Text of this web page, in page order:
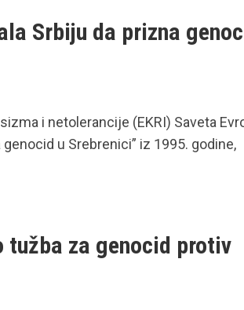
Srbiju da prizna
i netolerancije (EKRI) Saveta
u Srebrenici” iz 1995. godine,
tužba za genocid protiv